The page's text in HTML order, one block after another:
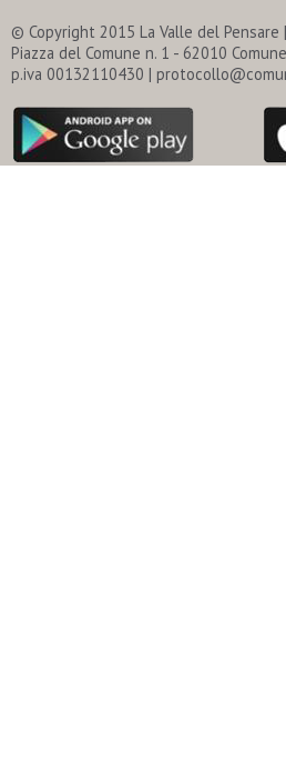
© Copyright 2015 La Valle del Pensare |
Piazza del Comune n. 1 - 62010
p.iva 00132110430 |